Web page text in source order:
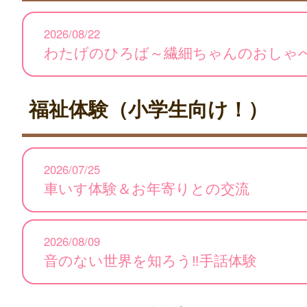
2026/08/22
わたげのひろば～繊細ちゃんのおしゃ
福祉体験（小学生向け！）
2026/07/25
車いす体験＆お年寄りとの交流
2026/08/09
音のない世界を知ろう‼手話体験